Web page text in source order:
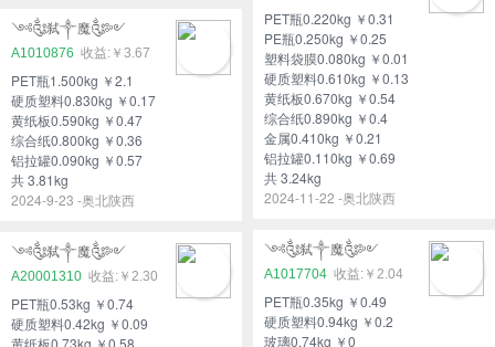
PET瓶0.220kg ￥0.31
PE瓶0.250kg ￥0.25
塑料袋膜0.080kg ￥0.01
硬质塑料0.610kg ￥0.13
黄纸板0.670kg ￥0.54
综合纸0.890kg ￥0.4
金属0.410kg ￥0.21
铝拉罐0.110kg ￥0.69
共 3.24kg
2024-11-22 -奥北陕西
༺༃弑༒魔༃༻
A1010876
￥3.67
PET瓶1.500kg ￥2.1
硬质塑料0.830kg ￥0.17
黄纸板0.590kg ￥0.47
综合纸0.800kg ￥0.36
铝拉罐0.090kg ￥0.57
共 3.81kg
2024-9-23 -奥北陕西
༺༃弑༒魔༃༻
A1017704
￥2.04
PET瓶0.35kg ￥0.49
硬质塑料0.94kg ￥0.2
玻璃0.74kg ￥0
༺༃弑༒魔༃༻
A20001310
￥2.30
PET瓶0.53kg ￥0.74
硬质塑料0.42kg ￥0.09
黄纸板0.73kg ￥0.58